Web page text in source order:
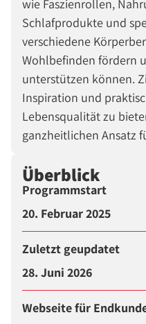
wie Faszienrollen,
Schlafprodukte und
verschiedene
Wohlbefinden fördern
unterstützen können.
Inspiration und
Lebensqualität zu
ganzheitlichen Ansatz
Überblick
Programmstart
20. Februar 2025
Zuletzt geupdatet
28. Juni 2026
Webseite für